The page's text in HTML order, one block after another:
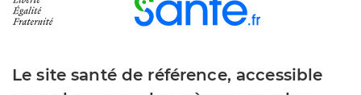
Le site santé de référence, accessible